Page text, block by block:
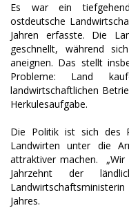
Es war ein
ostdeutsche
Jahren erfasste. Die
geschnellt, während
aneignen. Das stellt
Probleme: Land
landwirtschaftlichen
Herkulesaufgabe.
Die Politik ist sich des
Landwirten unter die
attraktiver machen. „Wir
Jahrzehnt der
Jahres.